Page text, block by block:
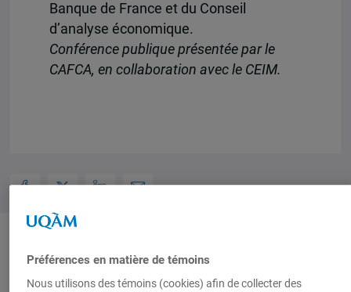
Banque de France et du Conseil
d’analyse économique.
Conférence publique présentée par le
CAFCA, en collaboration avec le CEIM.
Produit par
Préférences en matière de témoins
Nous utilisons des témoins (cookies) afin de collecter des